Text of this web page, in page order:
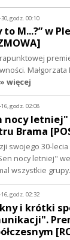
30, godz. 00:10
to M...?” w
Małgorzata
» więcej
16, godz. 02:08
nocy
Brama
swojego 30-
nocy letniej"
wszystkie
16, godz. 02:32
i krótki